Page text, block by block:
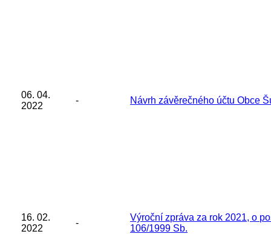
06. 04.
2022
- Návrh závěrečného účtu Obce
16. 02.
2022
-
Výroční zpráva za rok 2021, o
106/1999 Sb.